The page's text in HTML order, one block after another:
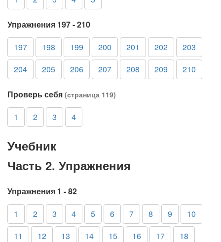
Упражнения 197 - 210
197
198 199 200 201 202
203
204
205 206 207 208 209 210
Проверь себя (страница 119)
1 2 3 4
Учебник
Часть 2. Упражнения
Упражнения 1 - 82
1
2 3 4 5 6 7 8 9
10
11
12 13 14 15 16 17
18